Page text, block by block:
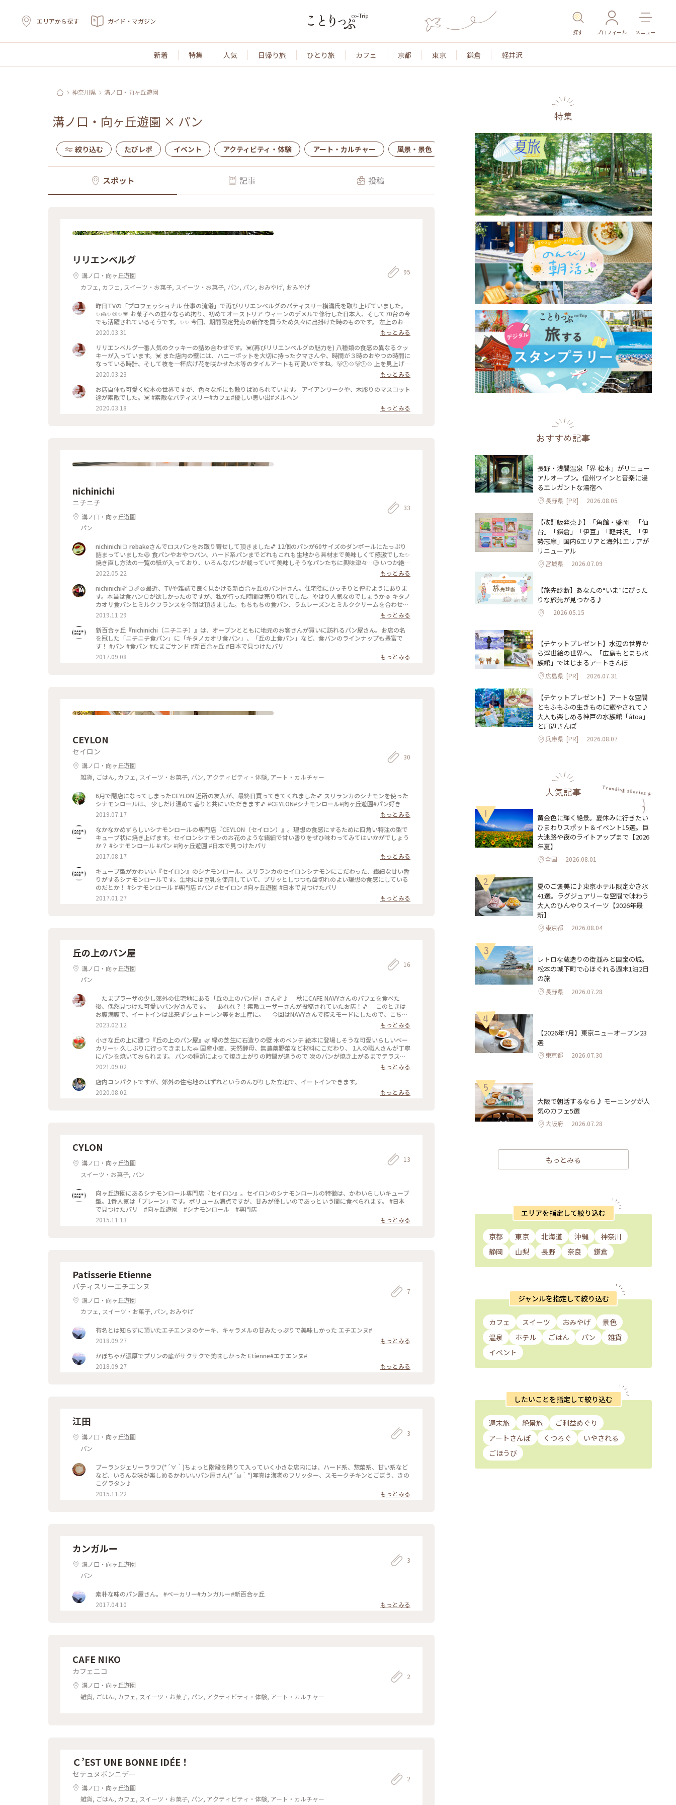
エリアから探す ガイド・マガジン
探す プロフィール メニュー
新着 特集 人気 日帰り旅 ひとり旅 カフェ 京都 東京 鎌倉 軽井沢
神奈川県 溝ノ口・向ヶ丘遊園
溝ノ口・向ヶ丘遊園 × パン
絞り込む たびレポ イベント アクティビティ・体験 アート・カルチャー 風景・景色 名所・旧跡 温泉・スパ その他施設 ごはん
スポット 記事 投稿
リリエンベルグ
溝ノ口・向ヶ丘遊園
カフェ, カフェ, スイーツ・お菓子, スイーツ・お菓子, パン, パン, おみやげ, おみやげ
95
昨日TVの「プロフェッショナル 仕事の流儀」で再びリリエンベルグのパティスリー横溝氏を取り上げていました。
✨🍰✨🍪✨💗 お菓子への並々ならぬ拘り、初めてオーストリア ウィーンのデメルで修行した日本人、そして70台の今
でも活躍されているそうです。✨✨ 今回、期間限定発売の新作を買うため久々に出掛けた時のものです。 左上のお菓
子は、新作のお菓子、とても待ちきれずドライブの途中、我慢できず皆で青空カフェで食べてしまいました。🎵 ま
た、右上はドーナッツ🍩の形をしたクッキーで、中にジャムが挟んであったりします。 左下は口にいれるとホロホロ
溶ける定番クッキーです。😆💖 お弟子さん達が真摯に取り組まれている様子をTVで拝見して、一層ファンになりま
した。 #パティスリー#スイーツ#カフェ#おうちカフェに最適#メルヘン#おやつの時間に
2020.03.31
もっとみる
リリエンベルグ一番人気のクッキーの詰め合わせです。💓(再びリリエンベルグの魅力を) 八種類の食感の異なるクッ
キーが入っています。💓 また店内の壁には、ハニーポットを大切に持ったクマさんや、時間が３時のおやつの時間に
なっている時計、そして枝を一杯広げ花を咲かせた木等のタイルアートも可愛いですね。🐻🕒️💠🐻🕒️💠 上を見上げ
ると寄せ木造りの天井から、可愛いペンダントライトが素敵でした。💡✨💡✨ #インテリアが素敵#アート#可愛いお
菓子#優しい香り#わたしの街#メルヘン
2020.03.23
もっとみる
お店自体も可愛く絵本の世界ですが、色々な所にも散りばめられています。 アイアンワークや、木彫りのマスコット
達が素敵でした。💓 #素敵なパティスリー#カフェ#優しい思い出#メルヘン
2020.03.18
もっとみる
nichinichi
ニチニチ
溝ノ口・向ヶ丘遊園
パン
33
nichinichi🍞 rebakeさんでロスパンをお取り寄せして頂きました💕 12個のパンが60サイズのダンボールにたっぷり
詰まっていました😆 食パンやおやつパン、ハード系パンまでどれもこれも生地から具材まで美味しくて感激でした✨
焼き直し方法の一覧の紙が入っており、いろんなパンが載っていて美味しそうなパンたちに興味津々…🧐 いつか絶対
お店に行きたい！いろんなパンがもっと食べたい！と思うお店です😍 #新百合ヶ丘 #川崎 #パン #ロスパン #お取り
寄せ #rebake
2022.05.22
もっとみる
nichinichi🥐🍞🥖🥨最近、TVや雑誌で良く見かける新百合ヶ丘のパン屋さん。住宅街にひっそりと佇むようにありま
す。本当は食パン🍞が欲しかったのですが、私が行った時間は売り切れでした。やはり人気なのでしょうか☺️ キタノ
カオリ食パンとミルクフランスを今朝は頂きました。もちもちの食パン、ラムレーズンとミルククリームを合わせた
小ぶりなミルクフランスは美味〜ごちそうさまでした😋 #nichinichi#新百合ヶ丘#おしゃれパン屋#ラムレーズン
2019.11.29
もっとみる
新百合ヶ丘『nichinichi（ニチニチ）』は、オープンとともに地元のお客さんが買いに訪れるパン屋さん。お店の名
を冠した「ニチニチ食パン」に「キタノカオリ食パン」、「丘の上食パン」など、食パンのラインナップも豊富で
す！ #パン #食パン #たまごサンド #新百合ヶ丘 #日本で見つけたパリ
2017.09.08
もっとみる
CEYLON
セイロン
溝ノ口・向ヶ丘遊園
雑貨, ごはん, カフェ, スイーツ・お菓子, パン, アクティビティ・体験, アート・カルチャー
30
6月で閉店になってしまったCEYLON 近所の友人が、最終日買ってきてくれました💕 スリランカのシナモンを使った
シナモンロールは、 少しだけ温めて香りと共にいただきます🎵 #CEYLON#シナモンロール#向ヶ丘遊園#パン好き
2019.07.17
もっとみる
なかなかめずらしいシナモンロールの専門店『CEYLON（セイロン）』。理想の食感にするために四角い特注の型で
キューブ状に焼き上げます。セイロンシナモンのお花のような繊細で甘い香りをぜひ味わってみてはいかがでしょう
か？ #シナモンロール #パン #向ヶ丘遊園 #日本で見つけたパリ
2017.08.17
もっとみる
キューブ型がかわいい『セイロン』のシナモンロール。スリランカのセイロンシナモンにこだわった、繊細な甘い香
りがするシナモンロールです。生地には豆乳を使用していて、プリッとしつつも歯切れのよい理想の食感にしている
のだとか！ #シナモンロール #専門店 #パン #セイロン #向ヶ丘遊園 #日本で見つけたパリ
2017.01.27
もっとみる
丘の上のパン屋
溝ノ口・向ヶ丘遊園
パン
16
たまプラーザの少し郊外の住宅地にある「丘の上のパン屋」さん🥐♪ 秋にCAFE NAVYさんのパフェを食べた
後、偶然見つけた可愛いパン屋さんです。 あれれ？！素敵ユーザーさんが投稿されていたお店！🎵 このときは
お腹満腹で、イートインは出来ずシュトーレン等をお土産に。 今回はNAVYさんで控えモードにしたので、こちら
の焼き立てをいただくことが出来ました。 小高い丘の上の広いお庭のベンチで、小春日和の様な日でしたので、
焼き立てデニュッシュを。。。 やっぱりその場で食べると美味しさ倍増ですね。 店内もドライフラワーと、チョ
ークアートがセンス良く、素敵な空間になっていました。✨❀✨❀✨❀✨ #ファンタジーの世界#Myことりっぷ#丘の
上のパン屋さん#お庭も素敵#ドライフラワー#チョークアート#素敵な世界#またまた一杯買っちゃいました#素敵ユ
ーザーさん投稿#ブーランジュリー#美味しい#おやつの時間#mg
2023.02.12
もっとみる
小さな丘の上に建つ『丘の上のパン屋』🌿 緑の芝生に石造りの壁 木のベンチ 絵本に登場しそうな可愛いらしいベー
カリー✨ 久しぶりに行ってきました🚗 国産小麦、天然酵母、無農薬野菜など材料にこだわり、 1人の職人さんが丁寧
にパンを焼いておられます。 パンの種類によって焼き上がりの時間が違うので 次のパンが焼き上がるまでテラスで
おやつ時間♡ シャインマスカットと自家製カシューナッツサンド そしてアイスカフェラテ.:*♡ ハード系デニュシュ
系が多くて、 もろ私好みのパン屋さん🥖 あれもこれもと買っていたら‥ あらら‥買いすぎた( ˃̶͈ ᴗ ˂̶͈ ) まぁいいっか
（笑） #秋日和 #パン屋さん#丘の上のパン屋
2021.09.02
もっとみる
店内コンパクトですが、郊外の住宅地のはずれというのんびりした立地で、イートインできます。
2020.08.02
もっとみる
CYLON
溝ノ口・向ヶ丘遊園
スイーツ・お菓子, パン
13
向ヶ丘遊園にあるシナモンロール専門店『セイロン』。セイロンのシナモンロールの特徴は、かわいらしいキューブ
型。1番人気は「プレーン」です。ボリューム満点ですが、甘みが優しいのであっという間に食べられます。 #日本
で見つけたパリ #向ヶ丘遊園 #シナモンロール #専門店
2015.11.13
もっとみる
Patisserie Etienne
パティスリーエチエンヌ
溝ノ口・向ヶ丘遊園
カフェ, スイーツ・お菓子, パン, おみやげ
7
有名とは知らずに頂いたエチエンヌのケーキ、キャラメルの甘みたっぷりで美味しかった エチエンヌ#
2018.09.27
もっとみる
かぼちゃが濃厚でプリンの底がサクサクで美味しかった Etienne#エチエンヌ#
2018.09.27
もっとみる
江田
溝ノ口・向ヶ丘遊園
パン
3
ブーランジェリーラウフ(*´∀｀)ちょっと階段を降りて入っていく小さな店内には、ハード系、惣菜系、甘い系など
など、いろんな味が楽しめるかわいいパン屋さん(*´ω｀*)写真は海老のフリッター、スモークチキンとごぼう、きの
こグラタン♪
2015.11.22
もっとみる
カンガルー
溝ノ口・向ヶ丘遊園
パン
3
素朴な味のパン屋さん。 #ベーカリー#カンガルー#新百合ヶ丘
2017.04.10
もっとみる
CAFE NIKO
カフェニコ
溝ノ口・向ヶ丘遊園
雑貨, ごはん, カフェ, スイーツ・お菓子, パン, アクティビティ・体験, アート・カルチャー
2
Ｃ’EST UNE BONNE IDÉE！
セテュヌボンニデー
溝ノ口・向ヶ丘遊園
雑貨, ごはん, カフェ, スイーツ・お菓子, パン, アクティビティ・体験, アート・カルチャー
2
特集
おすすめ記事
長野・浅間温泉「界 松本」がリニュー
アルオープン。信州ワインと音楽に浸
るエレガントな湯宿へ
長野県 [PR] 2026.08.05
【改訂版発売♪】「角館・盛岡」「仙
台」「鎌倉」「伊豆」「軽井沢」「伊
勢志摩」国内6エリアと海外1エリアが
リニューアル
宮城県 2026.07.09
【旅先診断】あなたの“いま”にぴった
りな旅先が見つかる♪
2026.05.15
【チケットプレゼント】水辺の世界か
ら浮世絵の世界へ。「広島もとまち水
族館」ではじまるアートさんぽ
広島県 [PR] 2026.07.31
【チケットプレゼント】アートな空間
ともふもふの生きものに癒やされて♪
大人も楽しめる神戸の水族館「átoa」
と周辺さんぽ
兵庫県 [PR] 2026.08.07
人気記事
1
黄金色に輝く絶景。夏休みに行きたい
ひまわりスポット＆イベント15選。巨
大迷路や夜のライトアップまで【2026
年夏】
全国 2026.08.01
2
夏のご褒美に♪東京ホテル限定かき氷
41選。ラグジュアリーな空間で味わう
大人のひんやりスイーツ【2026年最
新】
東京都 2026.08.04
3
レトロな蔵造りの街並みと国宝の城。
松本の城下町で心ほぐれる週末1泊2日
の旅
長野県 2026.07.28
4
【2026年7月】東京ニューオープン23
選
東京都 2026.07.30
5
大阪で朝活するなら♪ モーニングが人
気のカフェ5選
大阪府 2026.07.28
もっとみる
エリアを指定して絞り込む
京都 東京 北海道 沖縄
神奈川
静岡
山梨 長野 奈良 鎌倉
ジャンルを指定して絞り込む
カフェ スイーツ おみやげ
景色
温泉
ホテル ごはん パン
雑貨
イベント
したいことを指定して絞り込む
週末旅 絶景旅
ご利益めぐり
アートさんぽ
くつろぐ
いやされる
ごほうび